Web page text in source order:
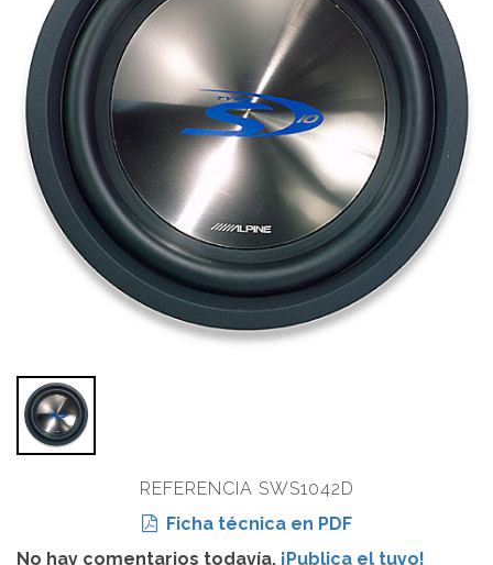
REFERENCIA SWS1042D
Ficha técnica en PDF
No hay comentarios todavía. ¡Publica el tuyo!